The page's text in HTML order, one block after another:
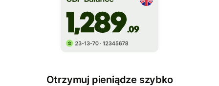
Otrzymuj pieniądze szybko